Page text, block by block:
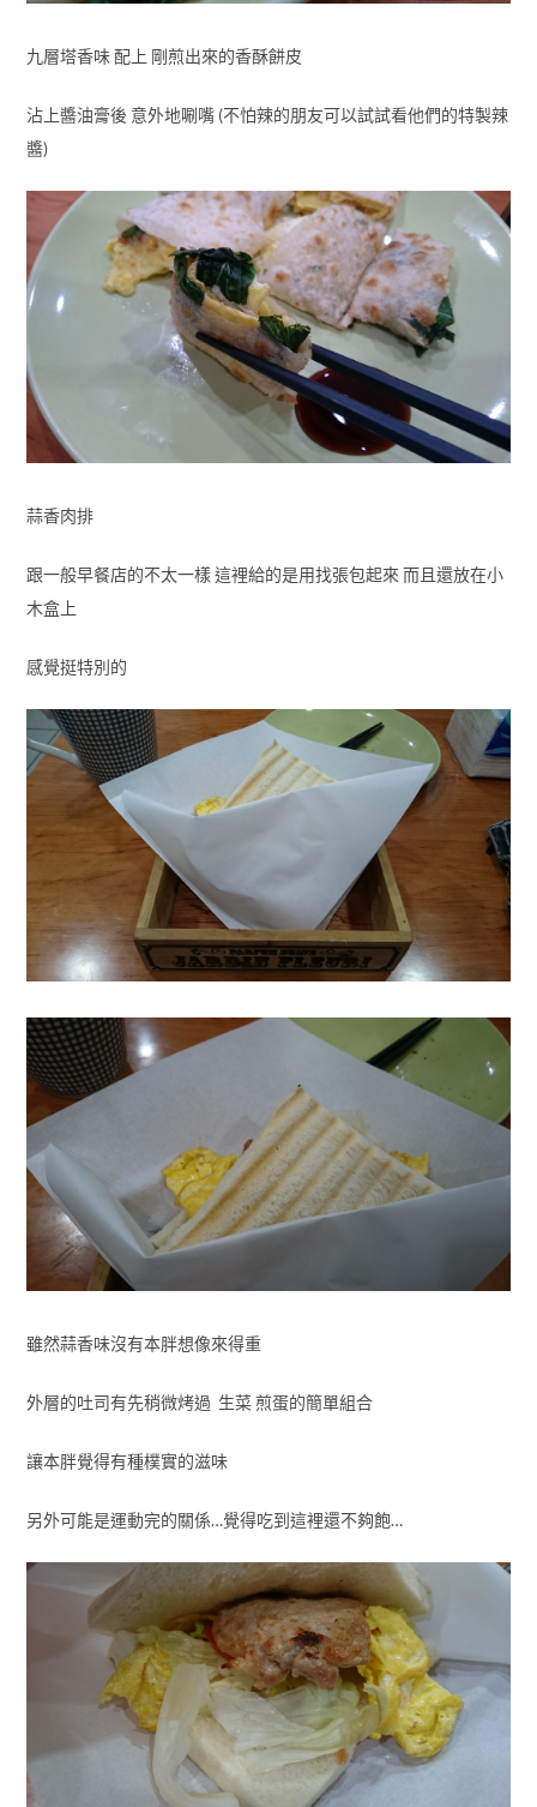
九層塔香味 配上 剛煎出來的香酥餅皮
沾上醬油膏後 意外地唰嘴 (不怕辣的朋友可以試試看他們的特製辣
醬)
蒜香肉排
跟一般早餐店的不太一樣 這裡給的是用找張包起來 而且還放在小
木盒上
感覺挺特別的
雖然蒜香味沒有本胖想像來得重
外層的吐司有先稍微烤過 生菜 煎蛋的簡單組合
讓本胖覺得有種樸實的滋味
另外可能是運動完的關係…覺得吃到這裡還不夠飽…